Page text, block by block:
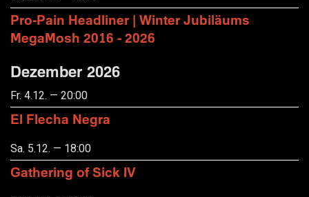
Pro-Pain Headliner | Winter Jubiläums
MegaMosh 2016 - 2026
Dezember 2026
Fr. 4.12. — 20:00
El Flecha Negra
Sa. 5.12. — 18:00
Gathering of Sick IV